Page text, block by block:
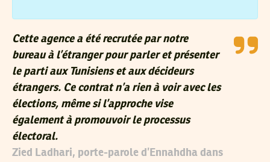
Cette agence a été recrutée par notre
bureau à l’étranger pour parler et présenter
le parti aux Tunisiens et aux décideurs
étrangers. Ce contrat n’a rien à voir avec les
élections, même si l’approche vise
également à promouvoir le processus
électoral.
Zied Ladhari, porte-parole d’Ennahdha dans